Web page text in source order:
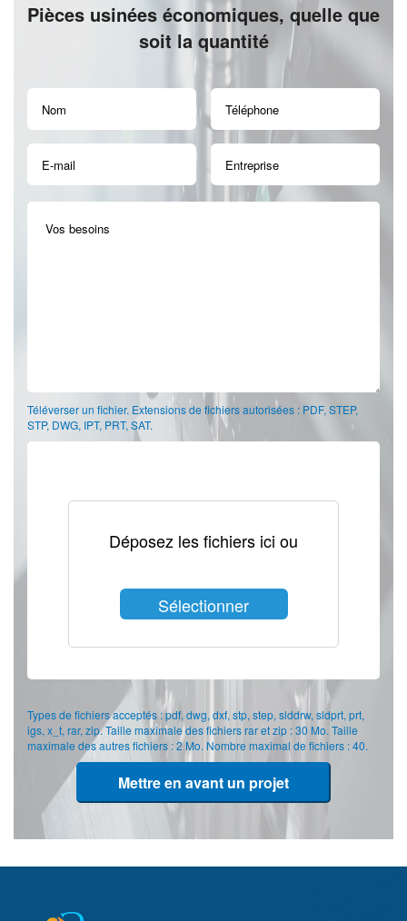
Pièces usinées économiques, quelle que
soit la quantité
Téléverser un fichier. Extensions de fichiers autorisées : PDF, STEP,
STP, DWG, IPT, PRT, SAT.
Déposez les fichiers ici ou
Sélectionner
Types de fichiers acceptés : pdf, dwg, dxf, stp, step, slddrw, sldprt, prt,
igs, x_t, rar, zip. Taille maximale des fichiers rar et zip : 30 Mo. Taille
maximale des autres fichiers : 2 Mo. Nombre maximal de fichiers : 40.
Mettre en avant un projet